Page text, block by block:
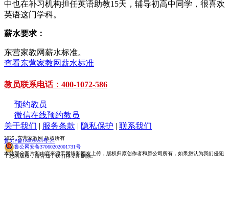
中也在补习机构担任英语助教15天，辅导初高中同学，很喜欢
英语这门学科。
薪水要求：
东营家教网薪水标准。
查看东营家教网薪水标准
教员联系电话：400-1072-586
预约教员
微信在线预约教员
关于我们 | 服务条款 | 隐私保护 | 联系我们
2025 东营家教网 版权所有
鲁ICP备18005554号-24
鲁公网安备37060202001731号
本站部分图片和内容来源于网络和网友上传，版权归原创作者和原公司所有，如果您认为我们侵犯
了您的版权，请告知！我们将立即删除。